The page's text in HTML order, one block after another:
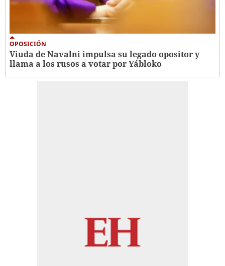
OPOSICIÓN
Viuda de Navalni impulsa su legado opositor y
llama a los rusos a votar por Yábloko